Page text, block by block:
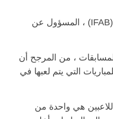
ويشار إلى أن خطط «فيفا» تخضع لموافقة مجلس الاتحاد الدولي لكرة القدم (IFAB) ، المسؤول عن
، من المرجح أن
التي يتم لعبها في
هي واحدة من